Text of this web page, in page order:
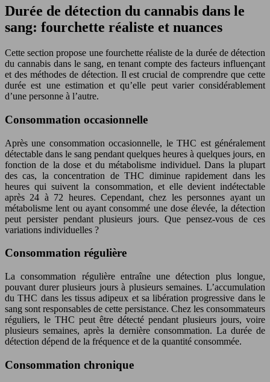
Durée de détection du cannabis dans le
sang: fourchette réaliste et nuances
Cette section propose une fourchette réaliste de la durée de détection
du cannabis dans le sang, en tenant compte des facteurs influençant
et des méthodes de détection. Il est crucial de comprendre que cette
durée est une estimation et qu’elle peut varier considérablement
d’une personne à l’autre.
Consommation occasionnelle
Après une consommation occasionnelle, le THC est généralement
détectable dans le sang pendant quelques heures à quelques jours, en
fonction de la dose et du métabolisme individuel. Dans la plupart
des cas, la concentration de THC diminue rapidement dans les
heures qui suivent la consommation, et elle devient indétectable
après 24 à 72 heures. Cependant, chez les personnes ayant un
métabolisme lent ou ayant consommé une dose élevée, la détection
peut persister pendant plusieurs jours. Que pensez-vous de ces
variations individuelles ?
Consommation régulière
La consommation régulière entraîne une détection plus longue,
pouvant durer plusieurs jours à plusieurs semaines. L’accumulation
du THC dans les tissus adipeux et sa libération progressive dans le
sang sont responsables de cette persistance. Chez les consommateurs
réguliers, le THC peut être détecté pendant plusieurs jours, voire
plusieurs semaines, après la dernière consommation. La durée de
détection dépend de la fréquence et de la quantité consommée.
Consommation chronique